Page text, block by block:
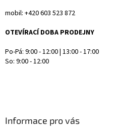
mobil: +420 603 523 872
OTEVÍRACÍ DOBA PRODEJNY
Po-Pá: 9:00 - 12:00 | 13:00 - 17:00
So: 9:00 - 12:00
Informace pro vás